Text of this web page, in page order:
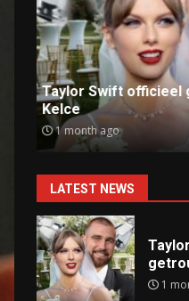
Ray J klaagt Kim
sekstape
9 months ago
LATEST NEWS
1